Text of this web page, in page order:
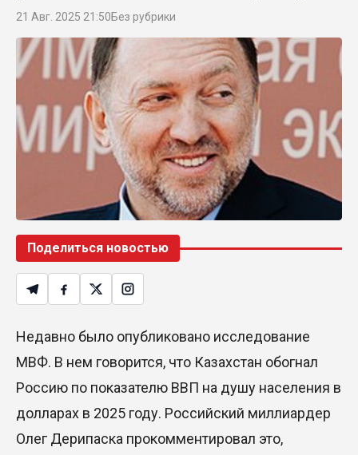
21 Авг. 2025 21:50Без рубрики
Поделиться новостью
Недавно было опубликовано исследование
МВФ. В нем говорится, что Казахстан обогнал
Россию по показателю ВВП на душу населения в
долларах в 2025 году. Российский миллиардер
Олег Дерипаска прокомментировал это,